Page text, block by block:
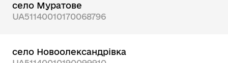
село Муратове
UA51140010170068796
село Новоолександрівка